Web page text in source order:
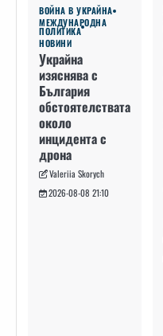
ВОЙНА В УКРАЙНА
МЕЖДУНАРОДНА
ПОЛИТИКА
НОВИНИ
Украйна
изяснява с
България
обстоятелствата
около
инцидента с
дрона
Valeriia Skorych
2026-08-08 21:10